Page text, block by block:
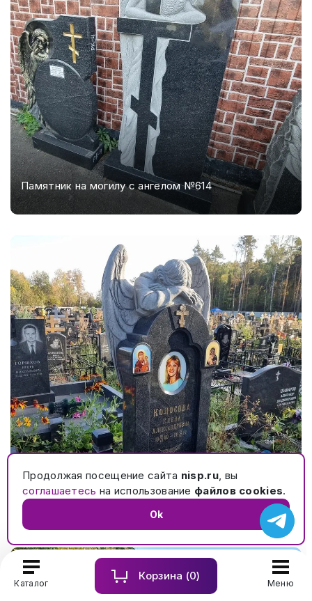
Каталог
Корзина (0)
Меню
Памятник на могилу с ангелом №614
Элитный памятник с ангелом на могилу с кованой
оградой и гранитным цоколем с обколами №561
Продолжая посещение сайта nisp.ru, вы
соглашаетесь на использование файлов cookies.
Ok